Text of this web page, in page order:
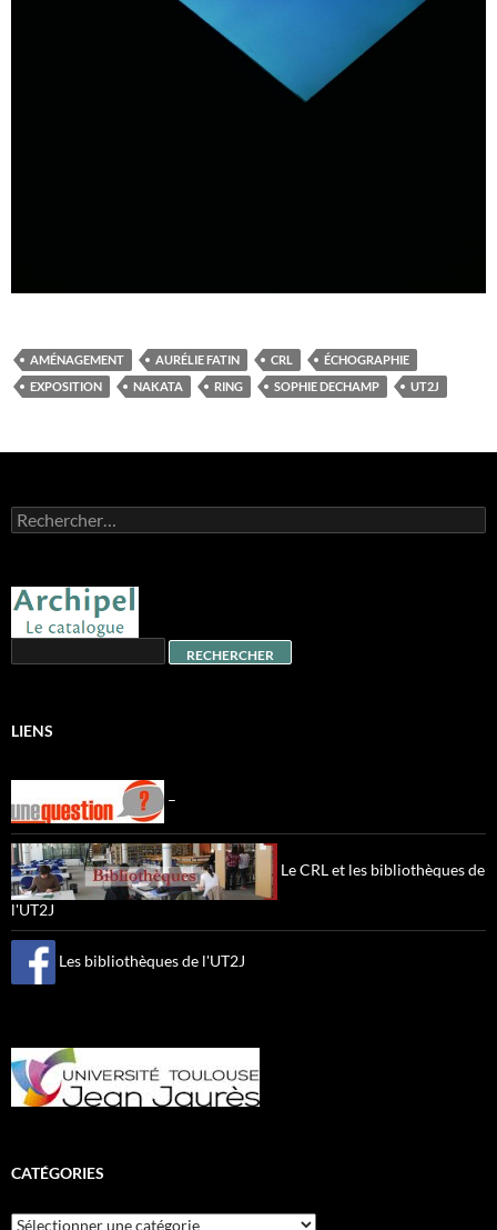
AMÉNAGEMENT AURÉLIE FATIN CRL
ÉCHOGRAPHIE
EXPOSITION
NAKATA RING SOPHIE DECHAMP UT2J
Rechercher :
LIENS
–
Le CRL et les bibliothèques de
l'UT2J
Les bibliothèques de l'UT2J
CATÉGORIES
Catégories